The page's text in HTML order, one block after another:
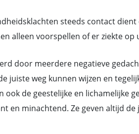
steeds contact
alleen voorspellen of er ziekte op
door meerdere negatieve
juiste weg kunnen wijzen en
ook de geestelijke en lichamelijke
en minachtend. Ze geven altijd